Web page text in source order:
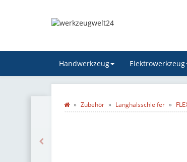
Handwerkzeug Elektrowerkzeug
Zubehör Langhalsschleifer